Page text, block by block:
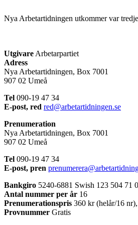
Nya Arbetartidningen utkommer var
Utgivare Arbetarpartiet
Adress
Nya Arbetartidningen, Box 7001
907 02 Umeå
Tel 090-19 47 34
E-post, red red@arbetartidningen.se
Prenumeration
Nya Arbetartidningen, Box 7001
907 02 Umeå
Tel 090-19 47 34
E-post, pren
Bankgiro 5240-6881 Swish 123 504 71
Antal nummer per år 16
Prenumerationspris 360 kr (helår/16
Provnummer Gratis